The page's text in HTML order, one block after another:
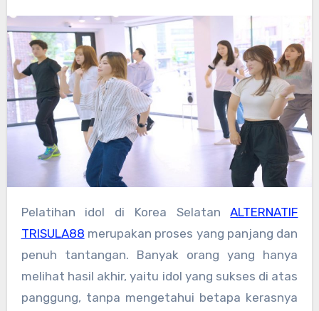
Pelatihan idol di Korea SelatanALTERNATIF
TRISULA88 merupakan proses yang panjang dan
penuh tantangan. Banyak orang yang hanya
melihat hasil akhir, yaitu idol yang sukses di atas
panggung, tanpa mengetahui betapa kerasnya